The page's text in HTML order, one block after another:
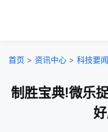
首页 > 资讯中心 > 科技要闻
制胜宝典!微乐